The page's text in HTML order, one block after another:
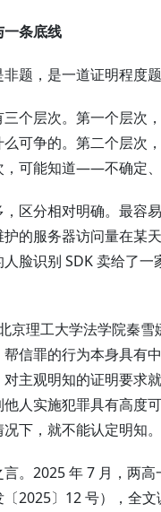
一条底线
题，是一道证明程度题
个层次。第一个层
么可争的。第二个层
可能知道——不确定、
区分相对明确。最容
护的服务器访问量在
脸识别 SDK 卖给了
京理工大学法学院秦
信罪的行为本身具有
主观明知的证明要求
人实施犯罪具有高度
下，就不能认定明知
。2025 年 7 月，两
2025〕12 号），全